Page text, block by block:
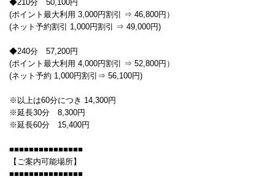
◆210分 50,100円
(ポイント最大利用 3,000円割引 ⇒ 46,800円）
(ネット予約割引 1,000円割引 ⇒ 49,000円)
◆240分 57,200円
(ポイント最大利用 4,000円割引 ⇒ 52,800円）
(ネット予約 1,000円割引⇒ 56,100円)
※以上は60分につき 14,300円
※延長30分 8,300円
※延長60分 15,400円
■■■■■■■■■■■■■■■
【ご案内可能場所】
■■■■■■■■■■■■■■■